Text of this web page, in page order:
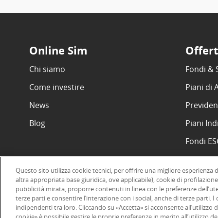
Online Sim
Chi siamo
Come investire
News
Blog
Fondi &
Piani di
Piani
Fondi
©2026 Online SIM, società del gruppo bancario ERSEL - P.IVA
Questo sito utilizza cookie tecnici, per offrire una migliore esperienza
altra appropriata base giuridica, ove applicabile), cookie di
pubblicità mirata, proporre contenuti in linea con le preferenze
terze parti e consentire l’interazione con i social, anche di terze parti.
indipendenti tra loro. Cliccando su «Accetta» si acconsente